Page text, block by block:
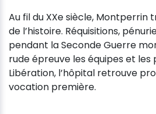
Au fil du XXe siècle, Montperrin
de l’histoire. Réquisitions,
pendant la Seconde Guerre
rude épreuve les équipes et les
Libération, l’hôpital retrouve
vocation première.